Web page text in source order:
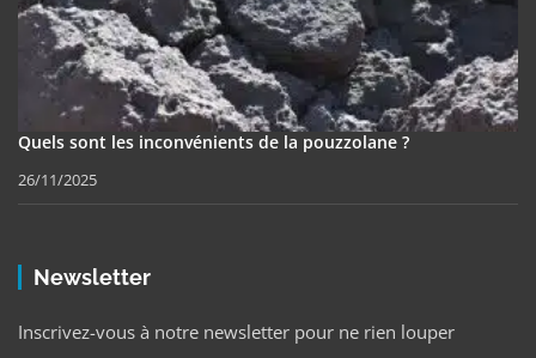
Quels sont les inconvénients de la pouzzolane ?
26/11/2025
Newsletter
Inscrivez-vous à notre newsletter pour ne rien louper